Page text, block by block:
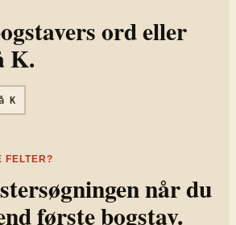
ord eller
K.
K
FELTER?
når du
første bogstav.